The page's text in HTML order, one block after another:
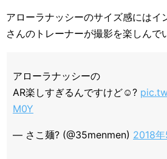
アローラナッシーのサイズ感にはイ
さんのトレーナーが撮影を楽しんで
アローラナッシーの
AR楽しすぎるんですけど☺︎?
M0Y
— さこ麺? (@35menmen) 2018